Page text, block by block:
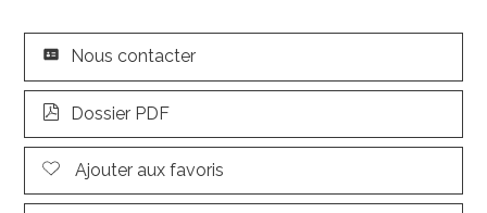
Nous contacter
Dossier PDF
Ajouter aux favoris